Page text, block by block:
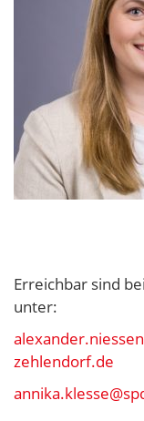
Erreichbar sind
unter:
zehlendorf.de